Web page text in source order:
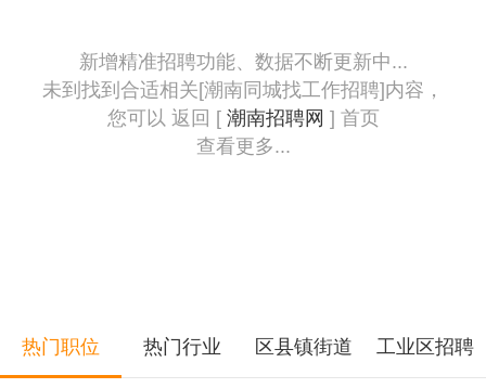
新增精准招聘功能、数据不断更新中...
未到找到合适相关[潮南同城找工作招聘]内容，
您可以 返回 [ 潮南招聘网 ] 首页
查看更多...
热门职位 热门行业 区县镇街道 工业区招聘